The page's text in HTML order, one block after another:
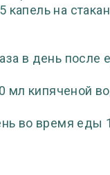
капель на
в день после
мл кипяченой
во время еды